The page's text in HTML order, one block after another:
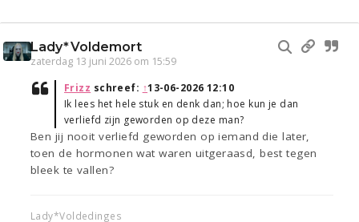
Lady*Voldemort
zaterdag 13 juni 2026 om 15:59
Frizz schreef: ↑13-06-2026 12:10
Ik lees het hele stuk en denk dan; hoe kun je dan
verliefd zijn geworden op deze man?
Ben jij nooit verliefd geworden op iemand die later,
toen de hormonen wat waren uitgeraasd, best tegen
bleek te vallen?
Lady*Voldedinges